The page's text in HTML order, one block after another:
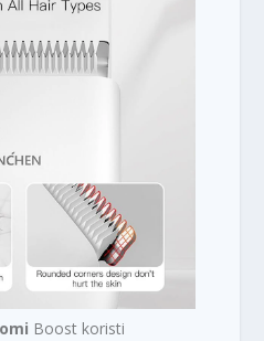
Boost koristi